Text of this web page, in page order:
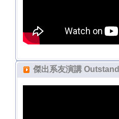
傑出系友演講